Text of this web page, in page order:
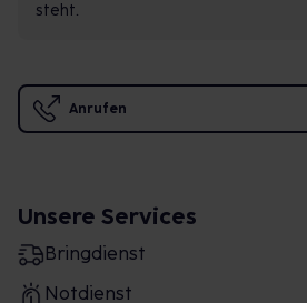
steht.
Anrufen
Unsere Services
Bringdienst
Notdienst